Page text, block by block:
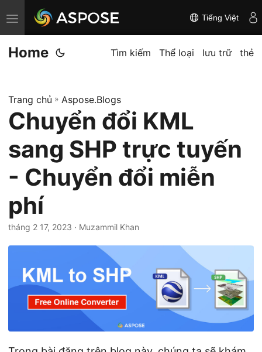
C
h
u
n
đ
i
ề
u
h
Tiếng Việt
Home Tìm kiếm Thể loại lưu trữ thẻ
Trang chủ » Aspose.Blogs
Chuyển đổi KML
sang SHP trực tuyến
- Chuyển đổi miễn
phí
tháng 2 17, 2023 · Muzammil Khan